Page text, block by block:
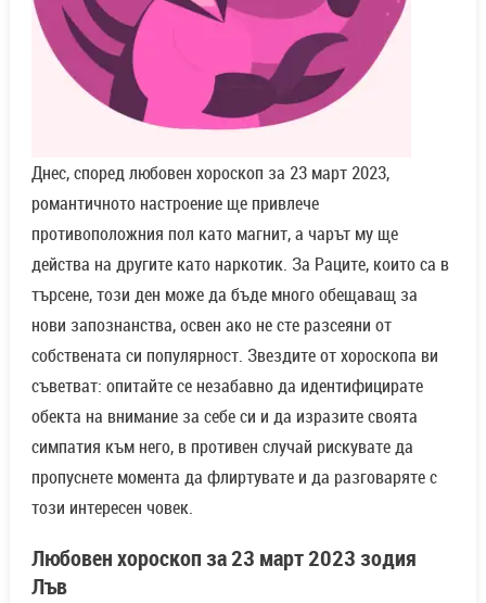
Днес, според любовен хороскоп за 23 март 2023,
романтичното настроение ще привлече
противоположния пол като магнит, а чарът му ще
действа на другите като наркотик. За Раците, които са в
търсене, този ден може да бъде много обещаващ за
нови запознанства, освен ако не сте разсеяни от
собствената си популярност. Звездите от хороскопа ви
съветват: опитайте се незабавно да идентифицирате
обекта на внимание за себе си и да изразите своята
симпатия към него, в противен случай рискувате да
пропуснете момента да флиртувате и да разговаряте с
този интересен човек.
Любовен хороскоп за23 март2023 зодия
Лъв